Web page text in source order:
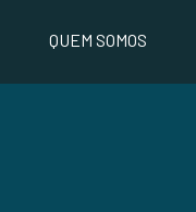
QUEM SOMOS